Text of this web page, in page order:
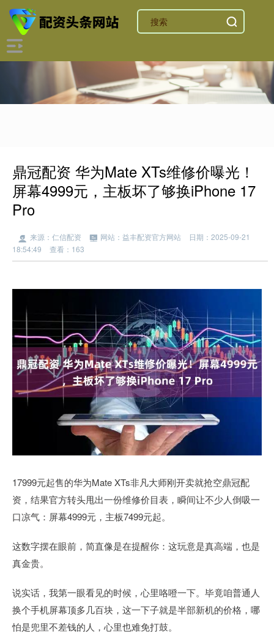
鼎冠配资 华为Mate XTs维修价曝光！
屏幕4999元，主板坏了够换iPhone 17
Pro
来源：仁信配资 网站：益丰配资官方网站
日期：2025-09-21
18:54:49
查看：163
17999元起售的华为Mate XTs非凡大师刚开卖就抢空鼎冠配
资，结果官方转头甩出一份维修价目表，瞬间让不少人倒吸一
口凉气：屏幕4999元，主板7499元起。
这数字摆在眼前，简直像是在提醒你：这玩意是真高端，也是
真金贵。
说实话，我第一眼看见的时候，心里咯噔一下。毕竟咱普通人
换个手机屏幕顶多几百块，这一下子就是半部新机的价格，哪
怕是兜里不差钱的人，心里也难免打鼓。